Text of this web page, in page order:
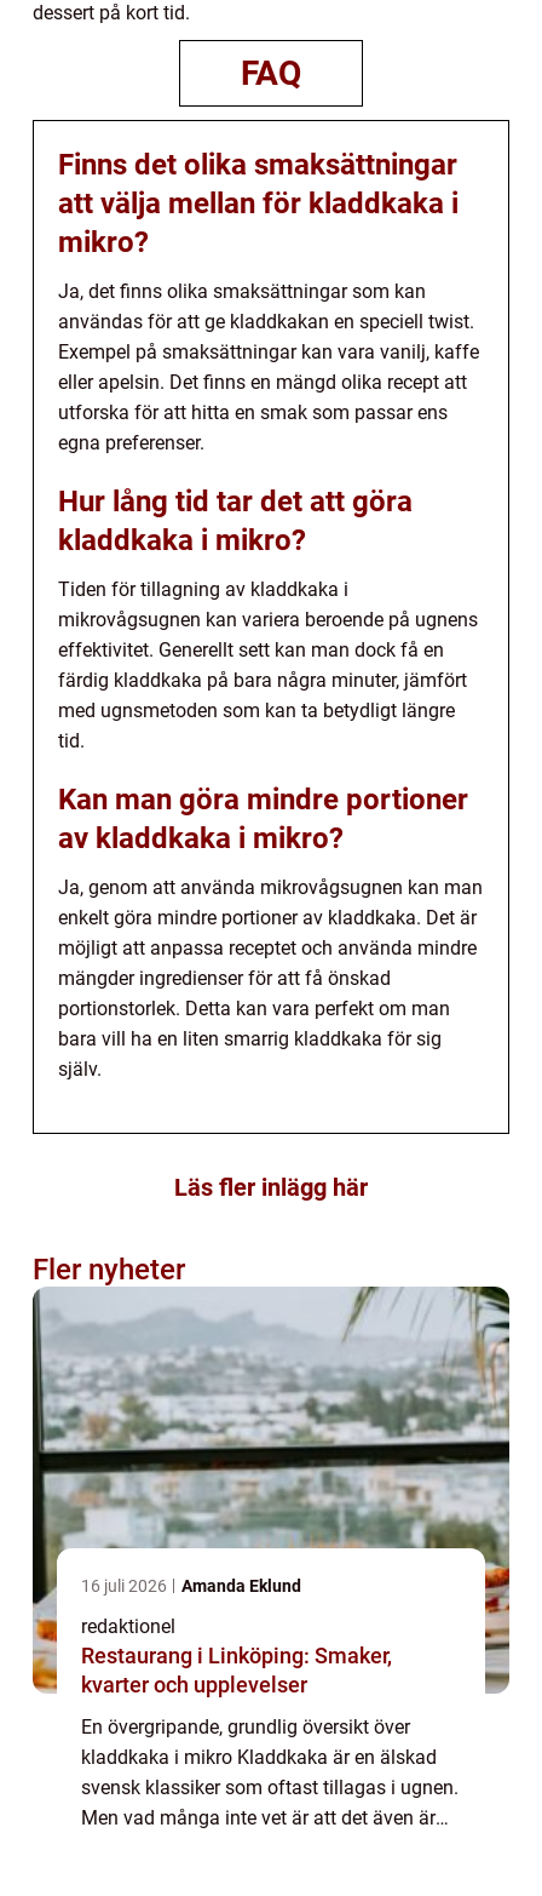
dessert på kort tid.
FAQ
Finns det olika smaksättningar
att välja mellan för kladdkaka i
mikro?
Ja, det finns olika smaksättningar som kan
användas för att ge kladdkakan en speciell twist.
Exempel på smaksättningar kan vara vanilj, kaffe
eller apelsin. Det finns en mängd olika recept att
utforska för att hitta en smak som passar ens
egna preferenser.
Hur lång tid tar det att göra
kladdkaka i mikro?
Tiden för tillagning av kladdkaka i
mikrovågsugnen kan variera beroende på ugnens
effektivitet. Generellt sett kan man dock få en
färdig kladdkaka på bara några minuter, jämfört
med ugnsmetoden som kan ta betydligt längre
tid.
Kan man göra mindre portioner
av kladdkaka i mikro?
Ja, genom att använda mikrovågsugnen kan man
enkelt göra mindre portioner av kladdkaka. Det är
möjligt att anpassa receptet och använda mindre
mängder ingredienser för att få önskad
portionstorlek. Detta kan vara perfekt om man
bara vill ha en liten smarrig kladdkaka för sig
själv.
Läs fler inlägg här
Fler nyheter
16 juli 2026 Amanda Eklund
redaktionel
Restaurang i Linköping: Smaker,
kvarter och upplevelser
En övergripande, grundlig översikt över
kladdkaka i mikro Kladdkaka är en älskad
svensk klassiker som oftast tillagas i ugnen.
Men vad många inte vet är att det även är